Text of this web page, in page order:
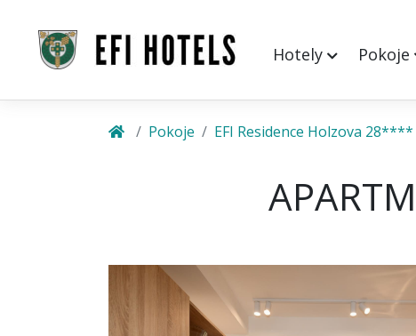
Hotely Pokoje
Pokoje EFI Residence Holzova 28****